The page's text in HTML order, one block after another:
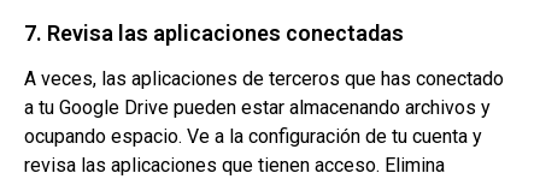
7. Revisa las aplicaciones conectadas
A veces, las aplicaciones de terceros que has conectado
a tu Google Drive pueden estar almacenando archivos y
ocupando espacio. Ve a la configuración de tu cuenta y
revisa las aplicaciones que tienen acceso. Elimina